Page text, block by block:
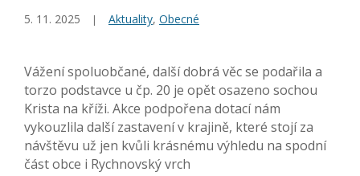
5. 11. 2025 Aktuality, Obecné
Vážení spoluobčané, další dobrá věc se podařila a
torzo podstavce u čp. 20 je opět osazeno sochou
Krista na kříži. Akce podpořena dotací nám
vykouzlila další zastavení v krajině, které stojí za
návštěvu už jen kvůli krásnému výhledu na spodní
část obce i Rychnovský vrch